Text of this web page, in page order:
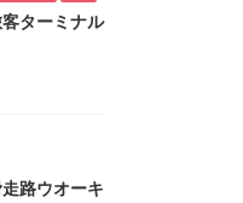
ターミナル
路ウオーキ